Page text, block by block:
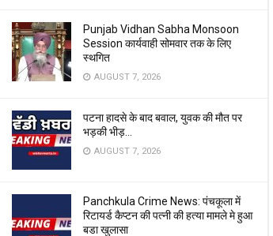
Punjab Vidhan Sabha Monsoon
Session कार्यवाही सोमवार तक के लिए
स्थगित
AUGUST 7, 2026
पटना हादसे के बाद बवाल, युवक की मौत पर
भड़की भीड़…
AUGUST 7, 2026
Panchkula Crime News: पंचकूला में
रिटायर्ड कैप्टन की पत्नी की हत्या मामले मे हुआ
बडा खुलासा